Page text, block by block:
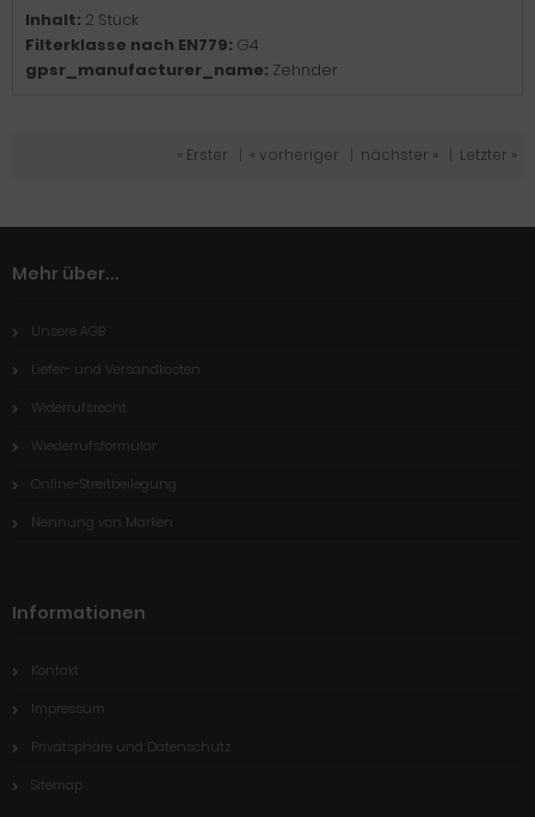
Inhalt: 2 Stück
Filterklasse nach EN779: G4
gpsr_manufacturer_name: Zehnder
« Erster « vorheriger nächster » Letzter »
Mehr über...
Unsere AGB
Liefer- und Versandkosten
Widerrufsrecht
Wiederrufsformular
Online-Streitbeilegung
Nennung von Marken
Informationen
Kontakt
Impressum
Privatsphäre und Datenschutz
Sitemap